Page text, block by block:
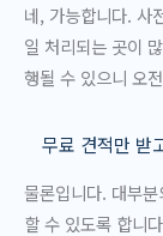
네, 가능합니다. 사
일 처리되는 곳이
행될 수 있으니 오
무료 견적만 받
물론입니다. 대부
할 수 있도록 합니